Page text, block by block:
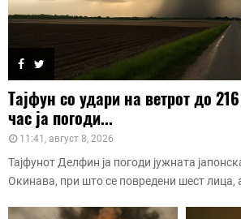
Тајфун со удари на ветрот до
час ја погоди...
11:41, август 8, 2026
Тајфунот Делфин ја погоди јужната
Окинава, при што се повредени шест лица,